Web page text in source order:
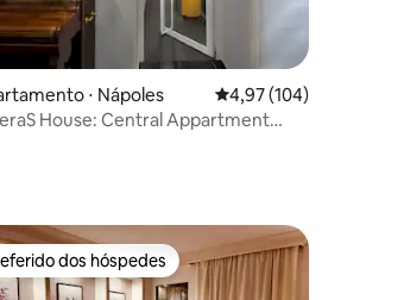
média de 5, 115 avaliações
⋅ Nápoles 4,97 de uma avaliação
4,97 (104)
House: Central Appartment
dos hóspedes
dos hóspedes